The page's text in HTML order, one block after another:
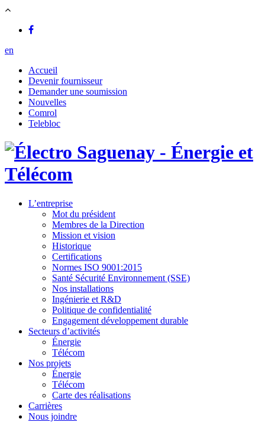
en
Accueil
Devenir fournisseur
Demander une soumission
Nouvelles
Comrol
Telebloc
L’entreprise
Mot du président
Membres de la Direction
Mission et vision
Historique
Certifications
Normes ISO 9001:2015
Santé Sécurité Environnement (SSE)
Nos installations
Ingénierie et R&D
Politique de confidentialité
Engagement développement durable
Secteurs d’activités
Énergie
Télécom
Nos projets
Énergie
Télécom
Carte des réalisations
Carrières
Nous joindre